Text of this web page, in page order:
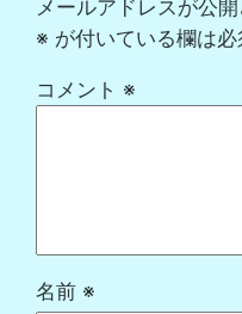
メールアドレスが公
※ が付いている欄は
コメント ※
名前 ※